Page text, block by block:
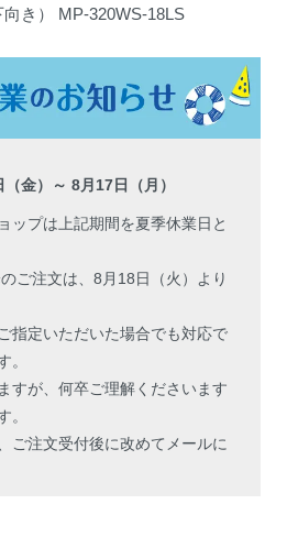
き） MP-320WS-18LS
金）～ 8月17日（月）
ップは上記期間を夏季休業日と
ご注文は、8月18日（火）より
指定いただいた場合でも対応で
。
すが、何卒ご理解くださいます
。
ご注文受付後に改めてメールに